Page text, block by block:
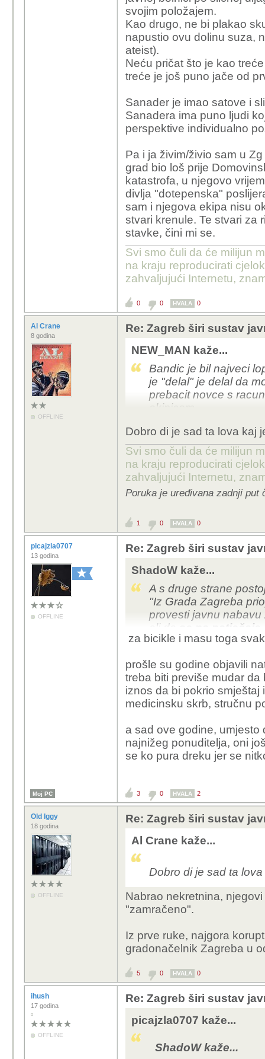
problemima tipa
vodovod/
policajci/rode/
su zahvati, što
običnih građana.
Nego, ne sporim
govnima i
bio u bolnici u
odnosa gdje se
Mogao si biti i sa
da govore istinu.
cak i da je postena
tesko za prihvatiti da
Stovise, sam si naveo
bas najpozitivnije sto
pa dobrim djelom i je,
U svakom slucaju,
zadnjih godina, ali ne
za vrijeme Bandica
kontinuirano, a i tad
Da ima jos puno
da bude pouzdaniji,
svojim položajem.
Kao drugo, ne bi plakao
napustio ovu dolinu suza,
ateist).
Neću pričat što je kao
treće je još puno jače od
Sanader je imao satove i
Sanadera ima puno ljudi
perspektive individualno
Pa i ja živim/živio sam u
grad bio loš prije
katastrofa, u njegovo
divlja "dotepenska"
sam i njegova ekipa nisu
stvari krenule. Te stvari za
stavke, čini mi se.
Svi smo čuli da će milijun
na kraju reproducirati
zahvaljujući Internetu,
0 0 HVALA 0
Al Crane
8 godina
OFFLINE
Re: Zagreb širi sustav
NEW_MAN kaže...
Bandic je bil najveci
je "delal" je delal da
prebacit novce s
ekipicom.
najbolje on je tak
ko da sve sam
Nakral se za tri zivota
Dobro di je sad ta lova kaj
Svi smo čuli da će milijun
na kraju reproducirati
zahvaljujući Internetu,
Poruka je uređivana zadnji put
1 0 HVALA 0
picajzla0707
13 godina
OFFLINE
Re: Zagreb širi sustav
ShadoW kaže...
A s druge strane
"Iz Grada Zagreba
provesti javnu
ali da
se na
za bicikle i masu toga
prošle su godine objavili
treba biti previše mudar
iznos da bi pokrio
medicinsku skrb, stručnu
a sad ove godine, umjesto
najnižeg ponuditelja, oni
se ko pura dreku jer se
Moj PC 3 0 HVALA 2
Old Iggy
18 godina
OFFLINE
Re: Zagreb širi sustav
Al Crane kaže...
Dobro di je sad ta
Nabrao nekretnina,
"zamračeno".
Iz prve ruke, najgora
gradonačelnik Zagreba u
5 0 HVALA 0
ihush
17 godina
OFFLINE
Re: Zagreb širi sustav
picajzla0707 kaže...
ShadoW kaže...